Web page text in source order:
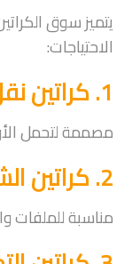
يتميز سوق
الاحتياجات:
1. كراتين نقل العفش والمنازل
مصممة لتحمل
2. كراتين الشركات والمكاتب
مناسبة للملفات